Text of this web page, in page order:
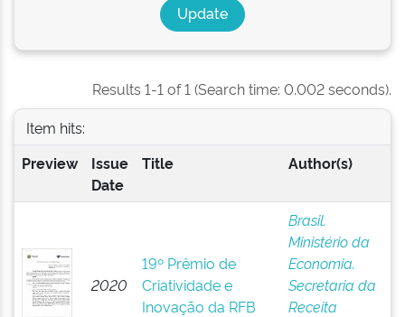
Results 1-1 of 1 (Search time: 0.002 seconds).
Item hits:
Preview
Issue
Date
Title Author(s)
2020
19º Prêmio de
Criatividade e
Inovação da RFB
Brasil.
Ministério da
Economia.
Secretaria da
Receita